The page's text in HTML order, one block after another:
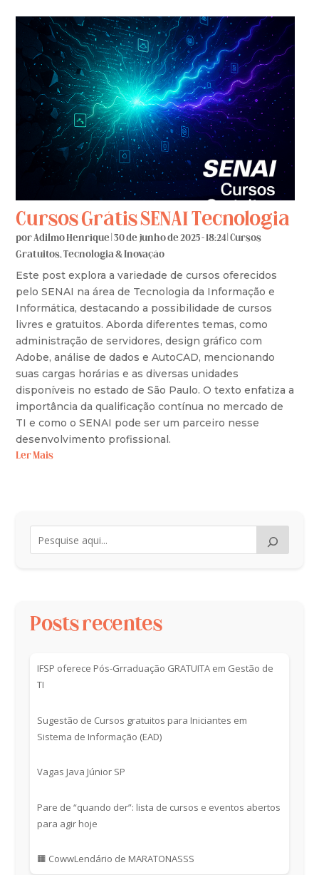
Cursos Grátis SENAI Tecnologia
porAdilmo Henrique |30 de junho de 2025 - 18:24 |Cursos
Gratuitos,Tecnologia & Inovação
Este post explora a variedade de cursos oferecidos
pelo SENAI na área de Tecnologia da Informação e
Informática, destacando a possibilidade de cursos
livres e gratuitos. Aborda diferentes temas, como
administração de servidores, design gráfico com
Adobe, análise de dados e AutoCAD, mencionando
suas cargas horárias e as diversas unidades
disponíveis no estado de São Paulo. O texto enfatiza a
importância da qualificação contínua no mercado de
TI e como o SENAI pode ser um parceiro nesse
desenvolvimento profissional.
Ler Mais
Posts recentes
IFSP oferece Pós-Grraduação GRATUITA em Gestão de
TI
Sugestão de Cursos gratuitos para Iniciantes em
Sistema de Informação (EAD)
Vagas Java Júnior SP
Pare de “quando der”: lista de cursos e eventos abertos
para agir hoje
🟧 CowwLendário de MARATONASSS